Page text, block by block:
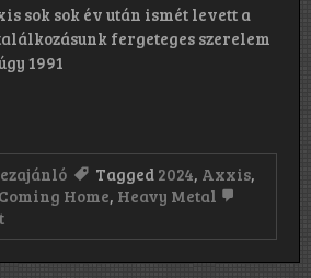
sok sok év után ismét levett a
fergeteges szerelem
1991
Tagged 2024, Axxis,
Coming Home, Heavy Metal
on
Axxis: